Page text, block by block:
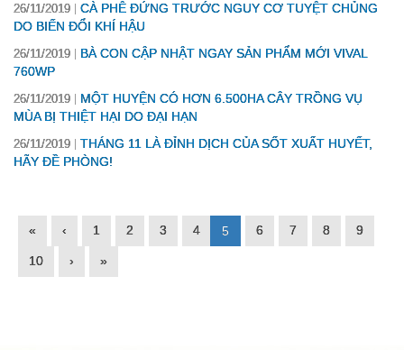
26/11/2019
CÀ PHÊ ĐỨNG TRƯỚC NGUY CƠ TUYỆT CHỦNG
DO BIẾN ĐỔI KHÍ HẬU
26/11/2019
BÀ CON CẬP NHẬT NGAY SẢN PHẨM MỚI VIVAL
760WP
26/11/2019
MỘT HUYỆN CÓ HƠN 6.500HA CÂY TRỒNG VỤ
MÙA BỊ THIỆT HẠI DO ĐẠI HẠN
26/11/2019
THÁNG 11 LÀ ĐỈNH DỊCH CỦA SỐT XUẤT HUYẾT,
HÃY ĐỀ PHÒNG!
« ‹ 1 2 3 4 5 6 7 8 9
10 › »